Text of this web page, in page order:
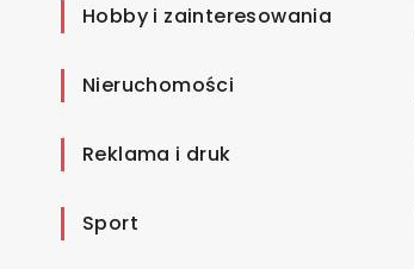
Hobby i zainteresowania
Nieruchomości
Reklama i druk
Sport